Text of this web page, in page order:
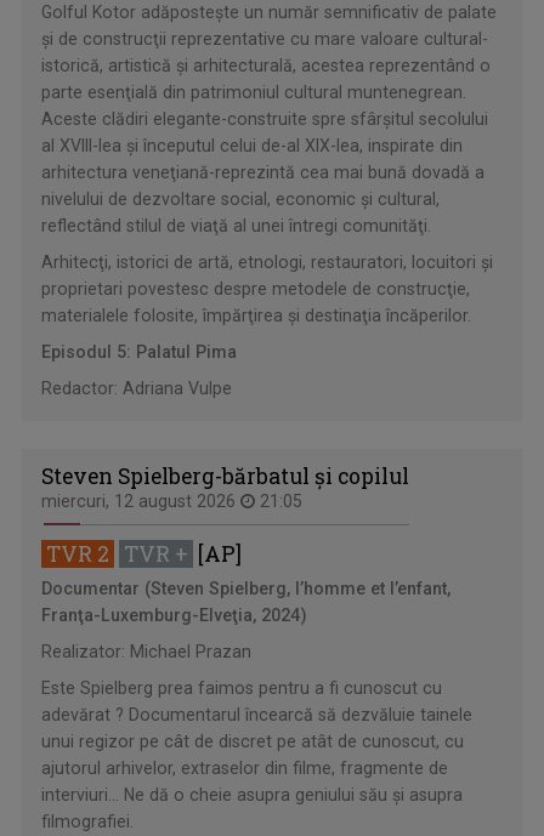
Golful Kotor adăposteşte un număr semnificativ de palate
şi de construcţii reprezentative cu mare valoare cultural-
istorică, artistică şi arhitecturală, acestea reprezentând o
parte esenţială din patrimoniul cultural muntenegrean.
Aceste clădiri elegante-construite spre sfârşitul secolului
al XVIII-lea şi începutul celui de-al XIX-lea, inspirate din
arhitectura veneţiană-reprezintă cea mai bună dovadă a
nivelului de dezvoltare social, economic şi cultural,
reflectând stilul de viaţă al unei întregi comunităţi.
Arhitecţi, istorici de artă, etnologi, restauratori, locuitori şi
proprietari povestesc despre metodele de construcţie,
materialele folosite, împărţirea şi destinaţia încăperilor.
Episodul 5: Palatul Pima
Redactor: Adriana Vulpe
Steven Spielberg-bărbatul şi copilul
miercuri, 12 august 2026 21:05
TVR 2 TVR + [AP]
Documentar (Steven Spielberg, l’homme et l’enfant,
Franţa-Luxemburg-Elveţia, 2024)
Realizator: Michael Prazan
Este Spielberg prea faimos pentru a fi cunoscut cu
adevărat ? Documentarul încearcă să dezvăluie tainele
unui regizor pe cât de discret pe atât de cunoscut, cu
ajutorul arhivelor, extraselor din filme, fragmente de
interviuri... Ne dă o cheie asupra geniului său şi asupra
filmografiei.